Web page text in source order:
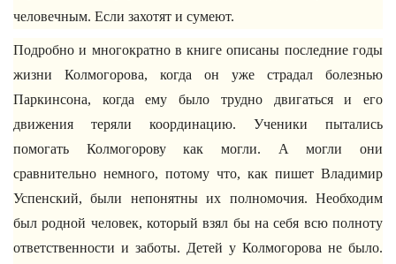
человечным. Если захотят и сумеют.
Подробно и многократно в книге описаны последние годы
жизни Колмогорова, когда он уже страдал болезнью
Паркинсона, когда ему было трудно двигаться и его
движения теряли координацию. Ученики пытались
помогать Колмогорову как могли. А могли они
сравнительно немного, потому что, как пишет Владимир
Успенский, были непонятны их полномочия. Необходим
был родной человек, который взял бы на себя всю полноту
ответственности и заботы. Детей у Колмогорова не было.